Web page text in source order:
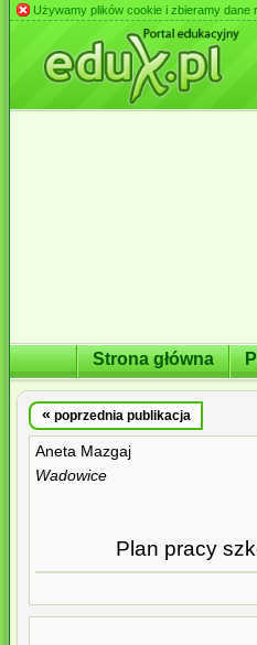
Używamy plików cookie i zbieramy
Strona główna
« poprzednia publikacja
Aneta Mazgaj
Wadowice
Plan pracy